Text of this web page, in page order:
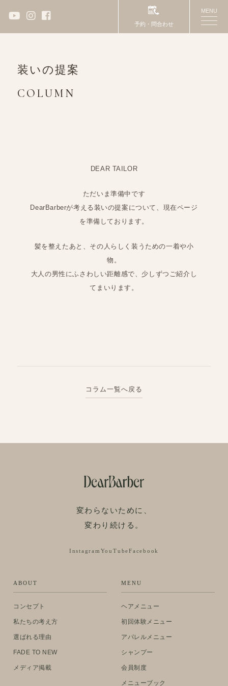
予約・問合わせ
MENU
toggle
装いの提案
COLUMN
DEAR TAILOR
ただいま準備中です
DearBarberが考える装いの提案について、現在ページ
を準備しております。
髪を整えたあと、その人らしく装うための一着や小
物。
大人の男性にふさわしい距離感で、少しずつご紹介し
てまいります。
コラム一覧へ戻る
変わらないために、
変わり続ける。
Instagram YouTubeFacebook
ABOUT
コンセプト
私たちの考え方
選ばれる理由
FADE TO NEW
メディア掲載
MENU
ヘアメニュー
初回体験メニュー
アパレルメニュー
シャンプー
会員制度
メニューブック